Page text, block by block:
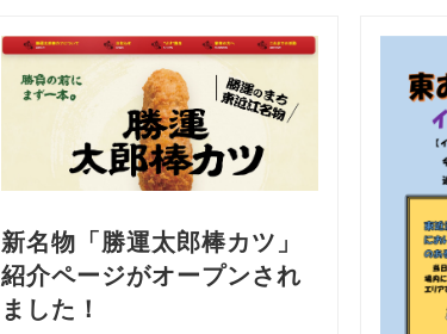
新名物「勝運太郎棒カツ」
紹介ページがオープンされ
ました！